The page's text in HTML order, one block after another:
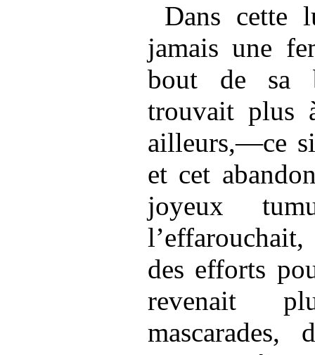
Dans cette
jamais une
bout de sa
trouvait plus
ailleurs,—ce
et cet
joyeux
des efforts
revenait